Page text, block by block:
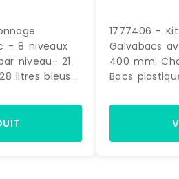
- 8 niveaux
niveau- 21
litres bleus.
: L. 1090 x
: 60 kg.
1777406 -
Galvabacs
400 mm.
Bacs
rayonnage :